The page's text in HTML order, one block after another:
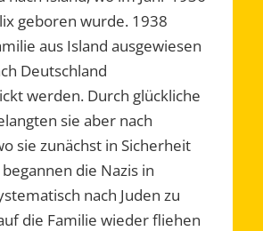
geboren wurde. 1938
aus Island ausgewiesen
Deutschland
werden. Durch glückliche
sie aber nach
sie zunächst in Sicherheit
die Nazis in
nach Juden zu
die Familie wieder fliehen